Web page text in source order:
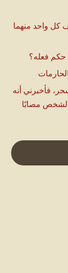
كل واحد منهما
حكم فعله؟
فأخبرني أنه
الشخص مصابًا